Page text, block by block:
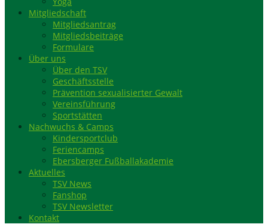
Mitgliedschaft
Mitgliedsantrag
Mitgliedsbeiträge
Formulare
Über uns
Über den TSV
Geschäftsstelle
Prävention sexualisierter Gewalt
Vereinsführung
Sportstätten
Nachwuchs & Camps
Kindersportclub
Feriencamps
Ebersberger Fußballakademie
Aktuelles
TSV News
Fanshop
TSV Newsletter
Kontakt